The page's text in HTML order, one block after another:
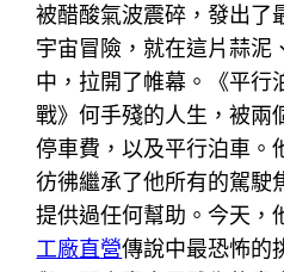
被醋酸氣波震碎，發出了
宇宙冒險，就在這片蒜泥
中，拉開了帷幕。《平行
戰》何手殘的人生，被兩
停車費，以及平行泊車。
彷彿繼承了他所有的駕駛
提供過任何幫助。今天，
工廠直營傳說中最恐怖的